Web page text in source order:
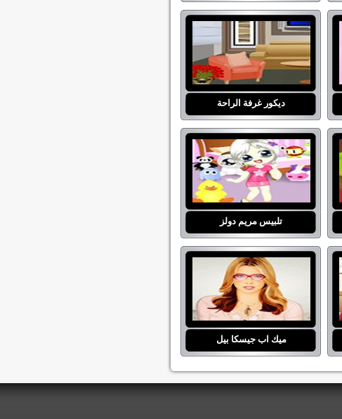
ديكور غرفة الراحة
تلبيس مريم دولز
ميك اب جيسكا بيل